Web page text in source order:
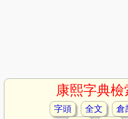
康熙字典
字頭 全文 倉